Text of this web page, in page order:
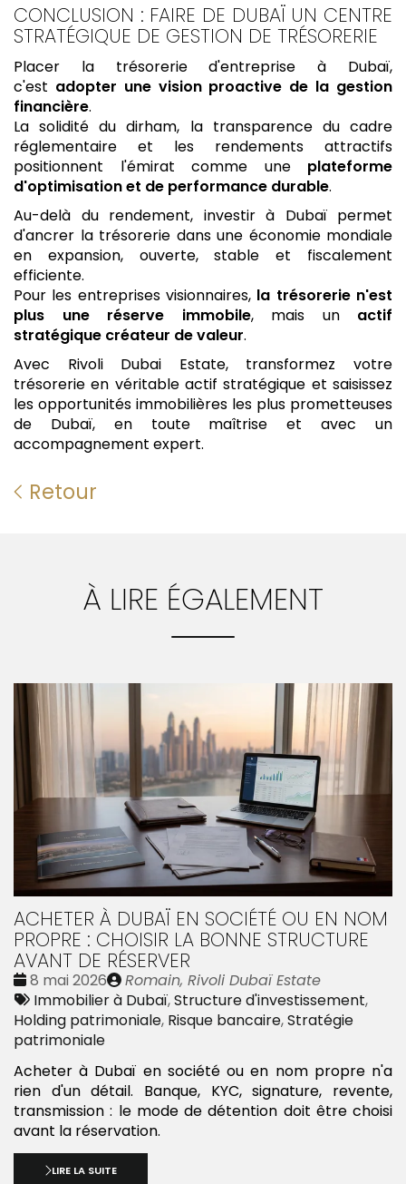
CONCLUSION : FAIRE DE DUBAÏ UN CENTRE
STRATÉGIQUE DE GESTION DE TRÉSORERIE
Placer la trésorerie d'entreprise à Dubaï,
c'est adopter une vision proactive de la gestion
financière.
La solidité du dirham, la transparence du cadre
réglementaire et les rendements attractifs
positionnent l'émirat comme une plateforme
d'optimisation et de performance durable.
Au-delà du rendement, investir à Dubaï permet
d'ancrer la trésorerie dans une économie mondiale
en expansion, ouverte, stable et fiscalement
efficiente.
Pour les entreprises visionnaires, la trésorerie n'est
plus une réserve immobile, mais un actif
stratégique créateur de valeur.
Avec Rivoli Dubai Estate, transformez votre
trésorerie en véritable actif stratégique et saisissez
les opportunités immobilières les plus prometteuses
de Dubaï, en toute maîtrise et avec un
accompagnement expert.
Retour
À LIRE ÉGALEMENT
ACHETER À DUBAÏ EN SOCIÉTÉ OU EN NOM
PROPRE : CHOISIR LA BONNE STRUCTURE
AVANT DE RÉSERVER
Date
:
8 mai 2026
Publié
par
Romain, Rivoli Dubaï Estate
Tags
:
Immobilier à Dubaï,Structure d'investissement,
Holding patrimoniale, Risque bancaire,Stratégie
patrimoniale
Acheter à Dubaï en société ou en nom propre n'a
rien d'un détail. Banque, KYC, signature, revente,
transmission : le mode de détention doit être choisi
avant la réservation.
LIRE LA SUITE